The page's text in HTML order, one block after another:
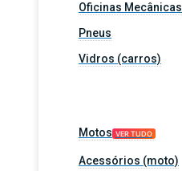
Oficinas Mecânicas
Pneus
Vidros (carros)
Motos VER TUDO
Acessórios (moto)